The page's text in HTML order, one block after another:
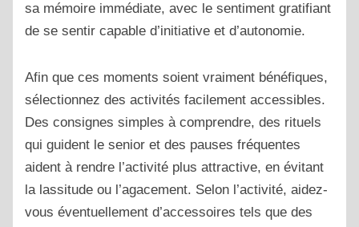
sa mémoire immédiate, avec le sentiment gratifiant
de se sentir capable d’initiative et d’autonomie.
Afin que ces moments soient vraiment bénéfiques,
sélectionnez des activités facilement accessibles.
Des consignes simples à comprendre, des rituels
qui guident le senior et des pauses fréquentes
aident à rendre l’activité plus attractive, en évitant
la lassitude ou l’agacement. Selon l’activité, aidez-
vous éventuellement d’accessoires tels que des